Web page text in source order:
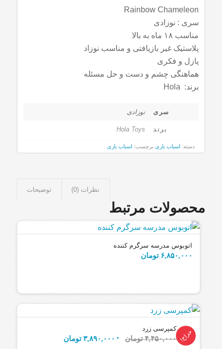
Rainbow Chameleon
سری : نوزادی
مناسب ۱۸ ماه به بالا
پلاستیک غیر بازیافتی و مناسب نوزاد
پازل و فکری
هماهنگی چشم و دست و حل مسئله
برند: Hola
دسته: اسباب بازی برچسب: اسباب بازی
سری نوزادی
برند Hola Toys
توضیحات نظرات (0)
محصولات مرتبط
اتوبوس مدرسه سرگرم کننده
۶,۸۵۰,۰۰۰ تومان
کمپرسی زرد
۴,۴۵۰,۰۰۰ تومان
قیمت
۳,۸۹۰,۰۰۰ تومان حراج!